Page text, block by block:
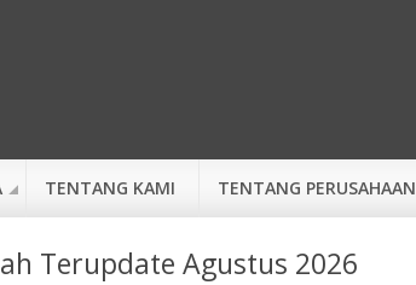
TENTANG KAMI TENTANG PERUSAHAAN
Terupdate Agustus 2026